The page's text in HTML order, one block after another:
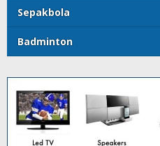
Sepakbola
Badminton